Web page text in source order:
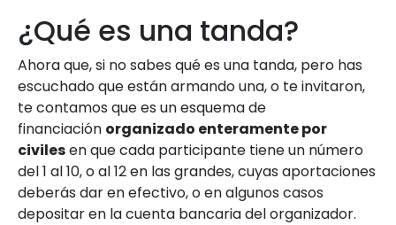
¿Qué es una tanda?
Ahora que, si no sabes qué es una tanda, pero has
escuchado que están armando una, o te invitaron,
te contamos que es un esquema de
financiación organizado enteramente por
civilesen que cada participante tiene un número
del 1 al 10, o al 12 en las grandes, cuyas aportaciones
deberás dar en efectivo, o en algunos casos
depositar en la cuenta bancaria del organizador.